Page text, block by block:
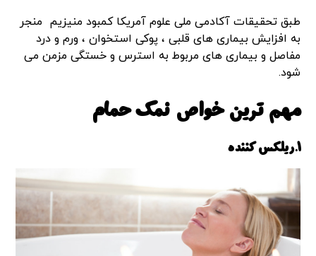
طبق تحقیقات آکادمی ملی علوم آمریکا کمبود منیزیم منجر
به افزایش بیماری های قلبی ، پوکی استخوان ، ورم و درد
مفاصل و بیماری های مربوط به استرس و خستگی مزمن می
شود.
مهم ترین خواص نمک حمام
1.ریلکس کننده